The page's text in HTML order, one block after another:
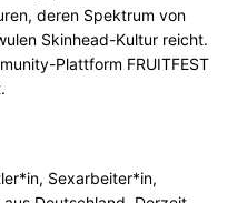
deren Spektrum von
Skinhead-Kultur reicht.
Plattform FRUITFEST
Sexarbeiter*in,